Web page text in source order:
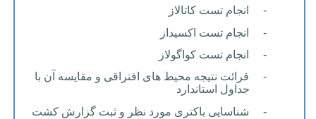
-
انجام تست کاتالاز
-
انجام تست اکسیداز
-
انجام تست کواگولاز
-
قرائت نتیجه محیط های افتراقی و مقایسه آن با
جداول استاندارد
-
شناسایی باکتری مورد نظر و ثبت گزارش کشت